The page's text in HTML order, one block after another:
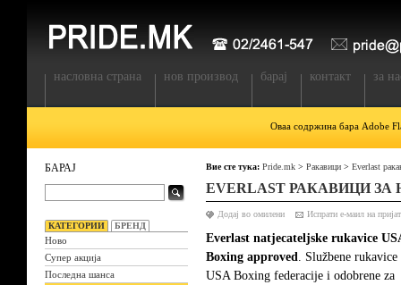
насловна страна нов производ барај контакт за
Оваа содржина бара Adobe
БАРАЈ
КАТЕГОРИИ БРЕНД
Ново
Супер акција
Последна шанса
Вие сте тука: Pride.mk > Ракавици > Everlast
EVERLAST РАКАВИЦИ ЗА
Додај во омилени
Everlast natjecateljske rukavice
Boxing approved . Službene rukavice
USA Boxing federacije i odobrene za